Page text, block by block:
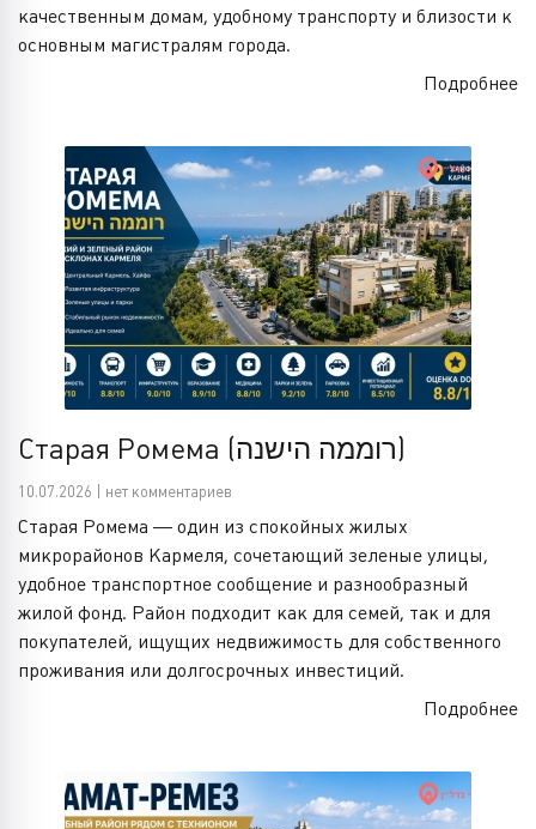
качественным домам, удобному транспорту и близости к
основным магистралям города.
Подробнее
Старая Ромема (רוממה הישנה)
10.07.2026 | нет комментариев
Старая Ромема — один из спокойных жилых
микрорайонов Кармеля, сочетающий зеленые улицы,
удобное транспортное сообщение и разнообразный
жилой фонд. Район подходит как для семей, так и для
покупателей, ищущих недвижимость для собственного
проживания или долгосрочных инвестиций.
Подробнее